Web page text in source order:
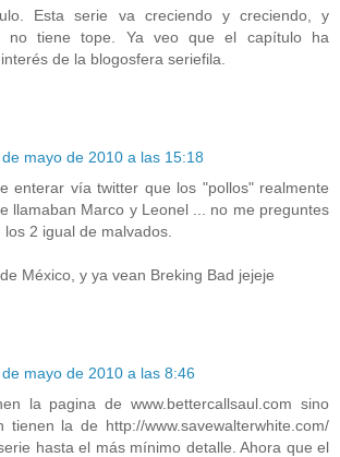
Esta serie va creciendo y creciendo, y
no tiene tope. Ya veo que el capítulo ha
de la blogosfera seriefila.
mayo de 2010 a las 15:18
enterar vía twitter que los "pollos" realmente
llamaban Marco y Leonel ... no me preguntes
2 igual de malvados.
México, y ya vean Breking Bad jejeje
mayo de 2010 a las 8:46
la pagina de www.bettercallsaul.com sino
tienen la de http://www.savewalterwhite.com/
hasta el más mínimo detalle. Ahora que el